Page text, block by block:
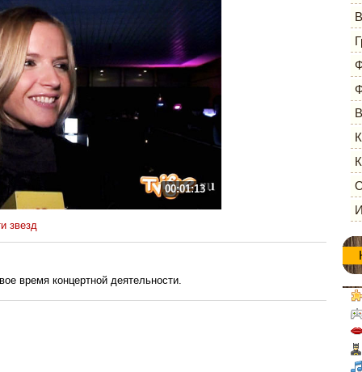
00:01:13
звезд
время концертной деятельности.